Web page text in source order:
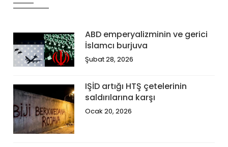
ABD emperyalizminin ve gerici
İslamcı burjuva
Şubat 28, 2026
IŞİD artığı HTŞ çetelerinin
saldırılarına karşı
Ocak 20, 2026